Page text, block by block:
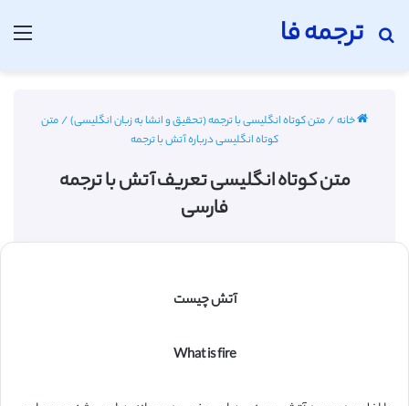
ترجمه فا
جستجو برای
خانه/متن کوتاه انگلیسی با ترجمه (تحقیق و انشا به زبان انگلیسی)/متن
کوتاه انگلیسی درباره آتش با ترجمه
متن کوتاه انگلیسی تعریف آتش با ترجمه
فارسی
آتش چیست
What is fire